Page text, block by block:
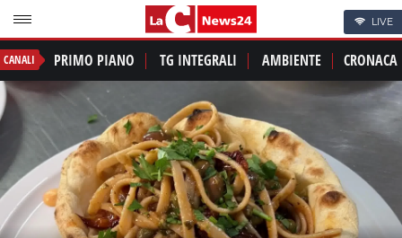
LIVE
CANALI PRIMO PIANO TG INTEGRALI AMBIENTE CRONACA